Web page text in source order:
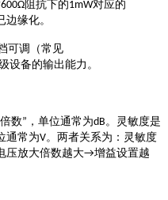
600Ω阻抗下的1mW对应的
缘化。
可调（常见
设备的输出能力。
数” ，单位通常为dB 。灵敏度是
通常为V。两者关系为：灵敏度
压放大倍数越大→增益设置越